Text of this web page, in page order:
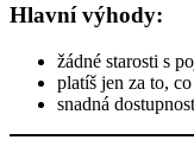
Hlavní výhody:
žádné starosti s
platíš jen za to,
snadná